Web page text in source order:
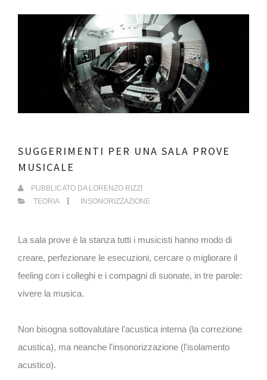
SUGGERIMENTI PER UNA SALA PROVE
MUSICALE
PUBBLICATO DA LORENZO RIZZI
TEORIA
INSONORIZZAZIONE
La sala prove è la stanza tutti i musicisti hanno modo di
creare, perfezionare le esecuzioni, cercare o migliorare il
feeling con i colleghi e i compagni di suonate, in tre parole:
vivere la musica.
Non bisogna sottovalutare l'acustica interna (la correzione
acustica), ma neanche l'insonorizzazione (l'isolamento
acustico).